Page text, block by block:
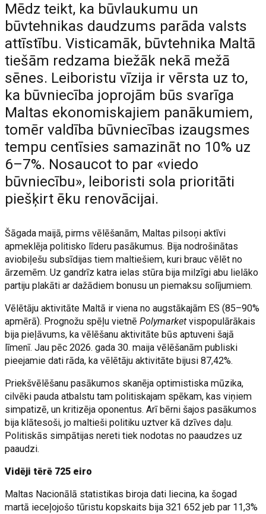
Mēdz teikt, ka būvlaukumu un
būvtehnikas daudzums parāda valsts
attīstību. Visticamāk, būvtehnika Maltā
tiešām redzama biežāk nekā mežā
sēnes. Leiboristu vīzija ir vērsta uz to,
ka būvniecība joprojām būs svarīga
Maltas ekonomiskajiem panākumiem,
tomēr valdība būvniecības izaugsmes
tempu centīsies samazināt no 10% uz
6–7%. Nosaucot to par «viedo
būvniecību», leiboristi sola prioritāti
piešķirt ēku renovācijai.
Šāgada maijā, pirms vēlēšanām, Maltas pilsoņi aktīvi
apmeklēja politisko līderu pasākumus. Bija nodrošinātas
aviobiļešu subsīdijas tiem maltiešiem, kuri brauc vēlēt no
ārzemēm. Uz gandrīz katra ielas stūra bija milzīgi abu lielāko
partiju plakāti ar dažādiem bonusu un piemaksu solījumiem.
Vēlētāju aktivitāte Maltā ir viena no augstākajām ES (85–90%
apmērā). Prognožu spēļu vietnēPolymarketvispopulārākais
bija pieļāvums, ka vēlēšanu aktivitāte būs aptuveni šajā
līmenī. Jau pēc 2026. gada 30. maija vēlēšanām publiski
pieejamie dati rāda, ka vēlētāju aktivitāte bijusi 87,42%.
Priekšvēlēšanu pasākumos skanēja optimistiska mūzika,
cilvēki pauda atbalstu tam politiskajam spēkam, kas viņiem
simpatizē, un kritizēja oponentus. Arī bērni šajos pasākumos
bija klātesoši, jo maltieši politiku uztver kā dzīves daļu.
Politiskās simpātijas nereti tiek nodotas no paaudzes uz
paaudzi.
Vidēji tērē 725 eiro
Maltas Nacionālā statistikas biroja dati liecina, ka šogad
martā ieceļojošo tūristu kopskaits bija 321 652 jeb par 11,3%